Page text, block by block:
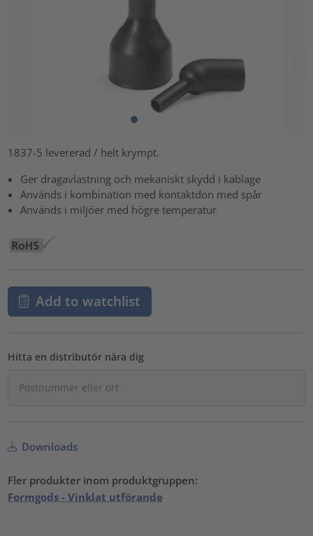
1837-5 levererad / helt krympt.
Ger dragavlastning och mekaniskt skydd i kablage
Används i kombination med kontaktdon med spår
Används i miljöer med högre temperatur
Add to watchlist
Hitta en distributör nära dig
Downloads
Fler produkter inom produktgruppen:
Formgods - Vinklat utförande